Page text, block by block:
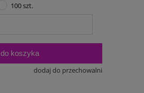
100 szt.
do koszyka
dodaj do przechowalni